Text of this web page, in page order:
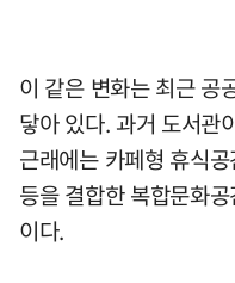
이 같은 변화는 최근 공
닿아 있다. 과거 도서관
근래에는 카페형 휴식
등을 결합한 복합문화
이다.